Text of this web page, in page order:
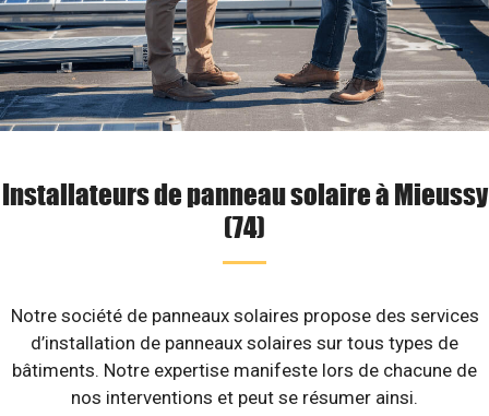
Installateurs de panneau solaire à Mieussy
(74)
Notre société de panneaux solaires propose des services
d’installation de panneaux solaires sur tous types de
bâtiments. Notre expertise manifeste lors de chacune de
nos interventions et peut se résumer ainsi.